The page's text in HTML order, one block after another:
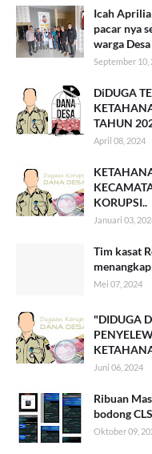
Icah
pacar nya
warga
September 10,
DiDUGA
TAHUN
April 08, 2024
KORUPSI..
Januari 03,
Tim kasat
Mei 07, 2024
"DIDUGA
Juni 06, 2024
Ribuan
bodong
Oktober 09,